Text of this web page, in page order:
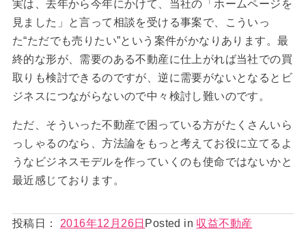
実は、去年から今年にかけて、当社の「ホームページを
見ました」と言って相談を受ける事案で、こういっ
た“ただでも売りたい”という案件がかなりあります。最
終的な形が、需要のある不動産に仕上がれば当社での買
取りも検討できるのですが、逆に需要がないとなるとビ
ジネスにつながらないので中々検討し難いのです。
ただ、そういった不動産で困っている方がたくさんいら
っしゃるのなら、方法論をもっと考えてお役に立てるよ
うなビジネスモデルを作っていくのも使命ではないかと
最近感じております。
投稿日： 2016年12月26日 Posted in 収益不動産